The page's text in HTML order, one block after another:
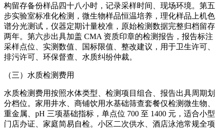
构留存备份样品四十八小时，记录采样时间、现场环境。第五
步实验室标准化检测，微生物样品恒温培养，理化样品上机色
谱分光测试，仪器定期计量校准，原始检测数据完整归档留存
两年。第六步出具加盖 CMA 资质印章的检测报告，报告标注
采样点位、实测数值、国标限值、整改建议，用于卫生许可、
排污许可、环保督查、水质纠纷仲裁。
（三）水质检测费用
水质检测费用按照水体类型、检测项目组合、报告出具周期划
分档位。家用井水、商铺饮用水基础筛查套餐仅检测微生物、
重金属、pH 三项基础指标，单点位 700 至 1400 元，适合小型
门店办证、家庭简易自检。小区二次供水、酒店泳池常规全项